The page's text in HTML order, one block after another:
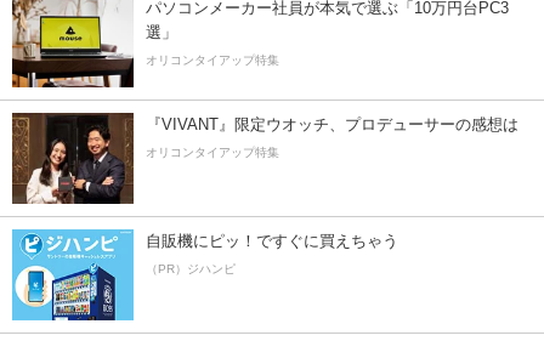
パソコンメーカー社員が本気で選ぶ「10万円台PC3
選」
オリコンタイアップ特集
『VIVANT』限定ウオッチ、プロデューサーの感想は
オリコンタイアップ特集
自販機にピッ！ですぐに買えちゃう
（PR）ジハンピ